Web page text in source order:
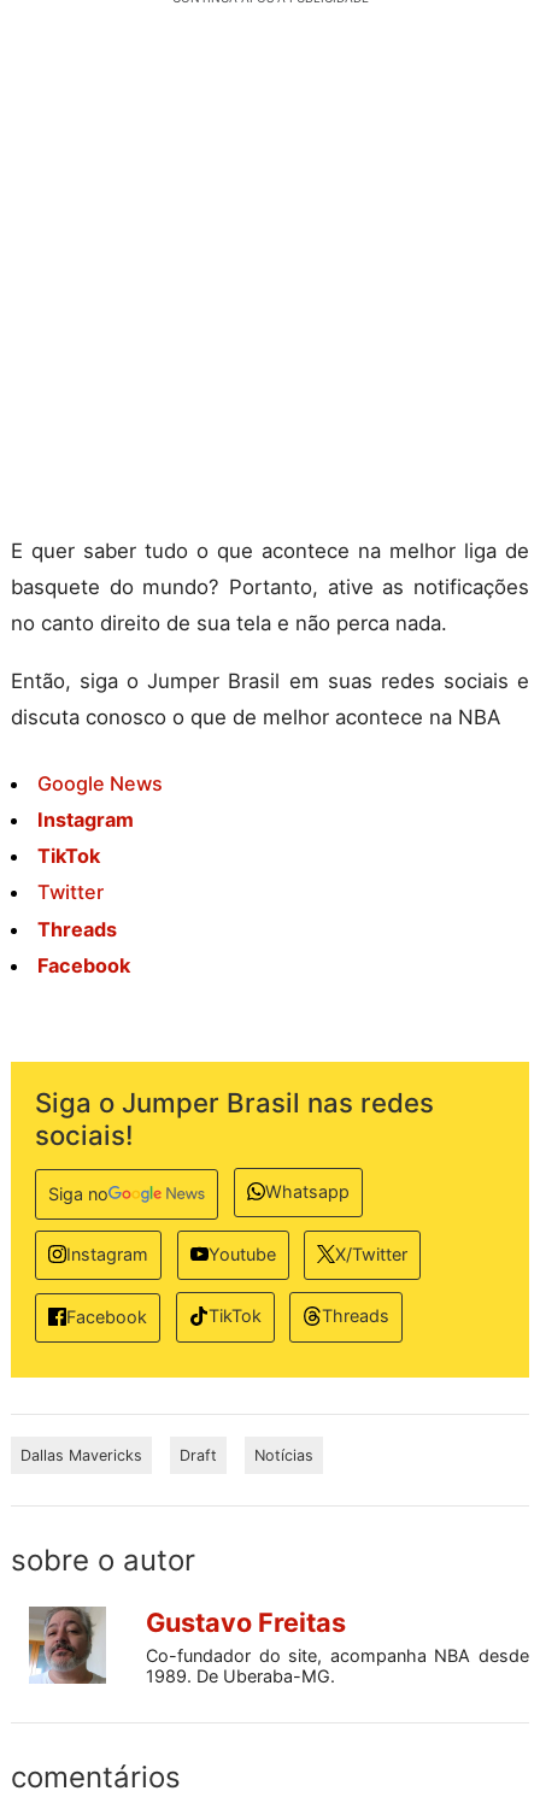
E quer saber tudo o que acontece na melhor liga de
basquete do mundo? Portanto, ative as notificações
no canto direito de sua tela e não perca nada.
Então, siga o Jumper Brasil em suas redes sociais e
discuta conosco o que de melhor acontece na NBA
Google News
Instagram
TikTok
Twitter
Threads
Facebook
Siga o Jumper Brasil nas redes
sociais!
Siga no Whatsapp
Instagram Youtube X/Twitter
Facebook TikTok Threads
Dallas Mavericks Draft Notícias
sobre o autor
Gustavo Freitas
Co-fundador do site, acompanha NBA desde
1989. De Uberaba-MG.
comentários